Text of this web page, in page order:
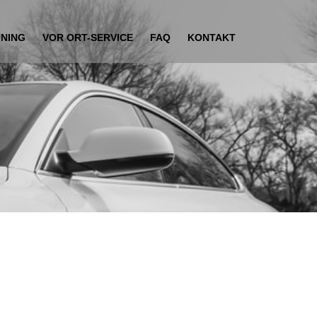
VOR ORT-SERVICE FAQ KONTAKT